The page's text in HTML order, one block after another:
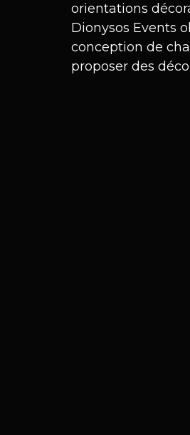
orientations
Dionysos Events
conception de
proposer des